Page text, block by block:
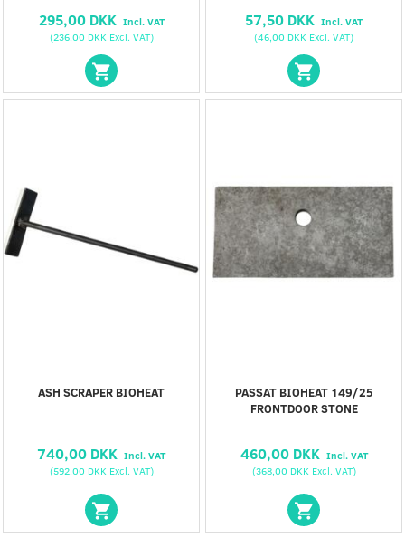
295,00 DKK Incl. VAT
(236,00 DKK Excl. VAT)
57,50 DKK Incl. VAT
(46,00 DKK Excl. VAT)
ASH SCRAPER BIOHEAT
740,00 DKK Incl. VAT
(592,00 DKKExcl. VAT)
PASSAT BIOHEAT 149/25
FRONTDOOR STONE
460,00 DKK Incl. VAT
(368,00 DKKExcl. VAT)